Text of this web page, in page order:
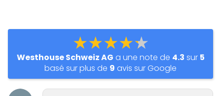
★★★★★
Westhouse Schweiz AG a une note de 4.3 sur 5
basé sur plus de 9 avis sur Google